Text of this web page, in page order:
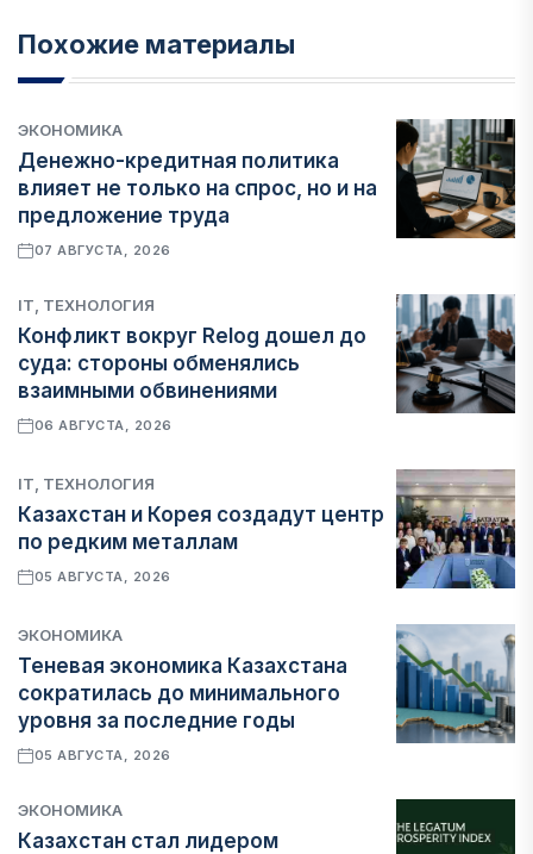
Похожие материалы
ЭКОНОМИКА
Денежно-кредитная политика
влияет не только на спрос, но и на
предложение труда
07 АВГУСТА, 2026
IT, ТЕХНОЛОГИЯ
Конфликт вокруг Relog дошел до
суда: стороны обменялись
взаимными обвинениями
06 АВГУСТА, 2026
IT, ТЕХНОЛОГИЯ
Казахстан и Корея создадут центр
по редким металлам
05 АВГУСТА, 2026
ЭКОНОМИКА
Теневая экономика Казахстана
сократилась до минимального
уровня за последние годы
05 АВГУСТА, 2026
ЭКОНОМИКА
Казахстан стал лидером